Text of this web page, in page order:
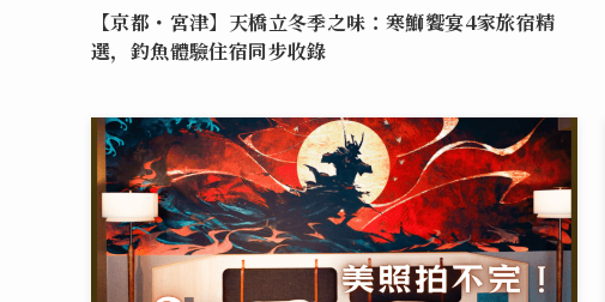
【京都・宮津】天橋立冬季之味：寒鰤饗宴4家旅宿精
選，釣魚體驗住宿同步收錄